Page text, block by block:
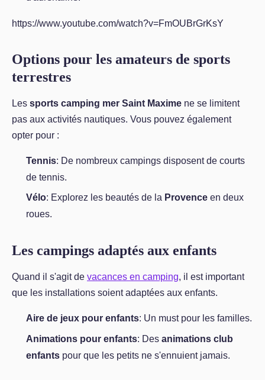
https://www.youtube.com/watch?v=FmOUBrGrKsY
Options pour les amateurs de sports
terrestres
Les sports camping mer Saint Maxime ne se limitent
pas aux activités nautiques. Vous pouvez également
opter pour :
Tennis: De nombreux campings disposent de courts
de tennis.
Vélo: Explorez les beautés de la Provence en deux
roues.
Les campings adaptés aux enfants
Quand il s'agit de vacances en camping, il est important
que les installations soient adaptées aux enfants.
Aire de jeux pour enfants: Un must pour les familles.
Animations pour enfants: Des animations club
enfants pour que les petits ne s'ennuient jamais.